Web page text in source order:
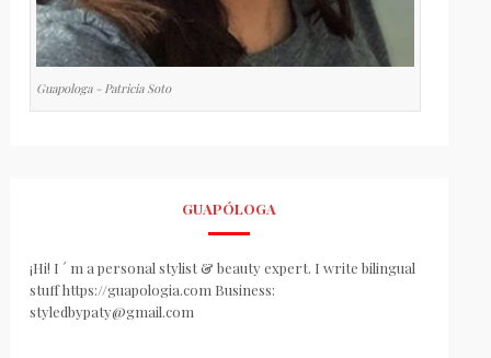
Guapologa - Patricia Soto
GUAPÓLOGA
¡Hi! I ´ m a personal stylist & beauty expert. I write bilingual
stuff https://guapologia.com Business:
styledbypaty@gmail.com